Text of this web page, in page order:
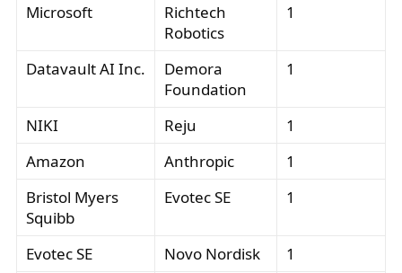
Microsoft
Richtech
Robotics
1
Datavault AI Inc.
Demora
Foundation
1
NIKI Reju
1
Amazon
Anthropic
1
Bristol Myers
Squibb
Evotec SE 1
Evotec SE Novo Nordisk
1